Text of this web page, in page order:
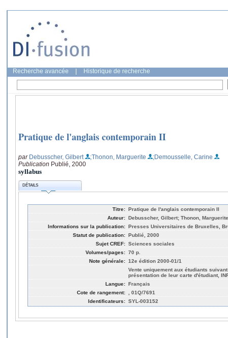
Recherche avancée Historique de recherche
Pratique de l'anglais contemporain II
par Debusscher, Gilbert ;Thonon, Marguerite
;Demousselle, Carine
Publication Publié, 2000
syllabus
DÉTAILS
Titre: Pratique de l'anglais contemporain II
Auteur: Debusscher, Gilbert; Thonon,
Informations sur la publication: Presses Universitaires de Bruxelles,
Statut de publication: Publié, 2000
Sujet CREF: Sciences sociales
Volumes/pages: 70 p.
Note générale: 12e édition 2000-01/1
Vente uniquement aux étudiants
présentation de leur carte d'étudiant,
Langue: Français
Cote de rangement:
, 01Q/7691
Identificateurs: SYL-003152